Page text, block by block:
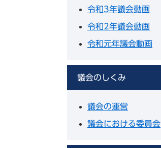
令和3年議会動画
令和2年議会動画
令和元年議会動画
議会のしくみ
議会の運営
議会における委員会